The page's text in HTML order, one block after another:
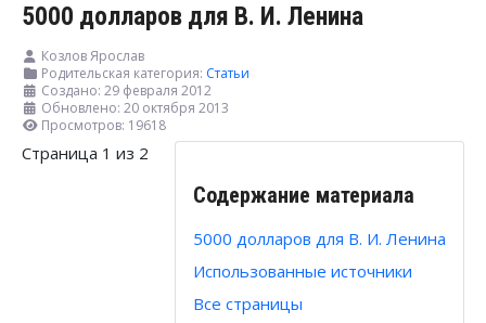
5000 долларов для В. И. Ленина
Козлов Ярослав
Родительская категория: Статьи
Создано: 29 февраля 2012
Обновлено: 20 октября 2013
Просмотров: 19618
Содержание материала
5000 долларов для В. И. Ленина
Использованные источники
Все страницы
Страница 1 из 2